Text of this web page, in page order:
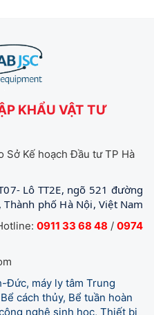
KHẨU VẬT TƯ
Sở Kế hoạch Đầu tư TP Hà
Lô TT2E, ngõ 521 đường
phố Hà Nội, Việt Nam
0911 33 68 48 / 0974
Đức, máy ly tâm Trung
cách thủy, Bể tuần hoàn
nghệ sinh học, Thiết bị